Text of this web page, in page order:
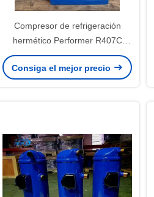
Compresor de refrigeración
hermético Performer R407C
SZ161T4VC SZ161-4VAM 13HP
Consiga el mejor precio